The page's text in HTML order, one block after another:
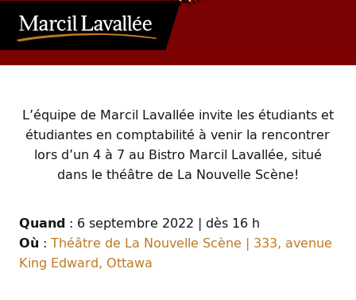
L’équipe de Marcil Lavallée invite les étudiants et
étudiantes en comptabilité à venir la rencontrer
lors d’un 4 à 7 au Bistro Marcil Lavallée, situé
dans le théâtre de La Nouvelle Scène!
Quand : 6 septembre 2022 | dès 16 h
Où : Théâtre de La Nouvelle Scène | 333, avenue
King Edward, Ottawa